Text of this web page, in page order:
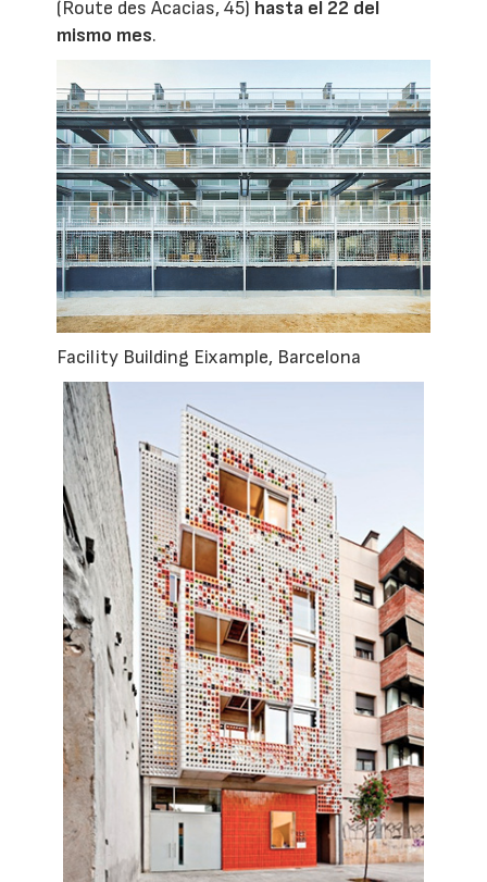
(Route des Acacias, 45) hasta el 22 del
mismo mes.
Facility Building Eixample, Barcelona